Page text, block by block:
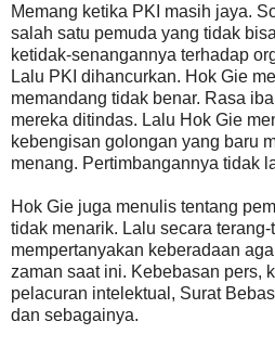
Memang ketika PKI masih jaya.
salah satu pemuda yang tidak
ketidak-senangannya terhadap
Lalu PKI dihancurkan. Hok Gie
memandang tidak benar. Rasa
mereka ditindas. Lalu Hok Gie
kebengisan golongan yang baru
menang. Pertimbangannya tidak
Hok Gie juga menulis tentang
tidak menarik. Lalu secara
mempertanyakan keberadaan
zaman saat ini. Kebebasan pers,
pelacuran intelektual, Surat
dan sebagainya.